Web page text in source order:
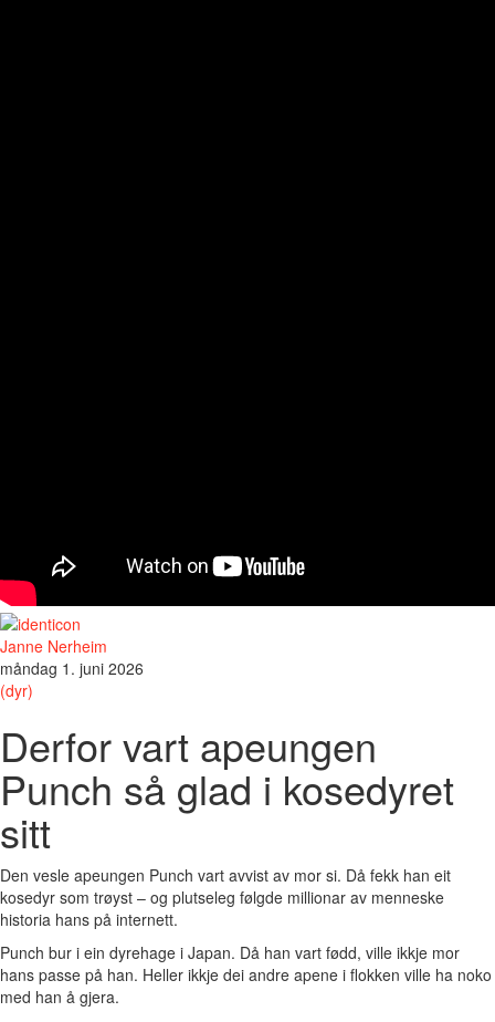
Janne Nerheim
måndag 1. juni 2026
(dyr)
Derfor vart apeungen
Punch så glad i kosedyret
sitt
Den vesle apeungen Punch vart avvist av mor si. Då fekk han eit
kosedyr som trøyst – og plutseleg følgde millionar av menneske
historia hans på internett.
Punch bur i ein dyrehage i Japan. Då han vart fødd, ville ikkje mor
hans passe på han. Heller ikkje dei andre apene i flokken ville ha noko
med han å gjera.